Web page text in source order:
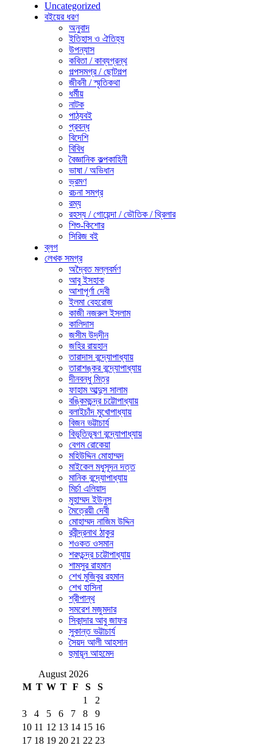
Uncategorized
বইয়ের ধরণ
অনুবাদ
ইতিহাস ও ঐতিহ্য
উপন্যাস
কবিতা / কাব্যগ্রন্থ
গল্পসমগ্র / ছোটগল্প
জীবনী / স্মৃতিকথা
ধর্মীয়
নাটক
পাঠ্যবই
প্রবন্ধ
বিদেশি
বিবিধ
বৈজ্ঞানিক কল্পকাহিনী
ভাষা / অভিধান
ভ্রমণ
রচনা সমগ্র
রম্য
রহস্য / গোয়েন্দা / ভৌতিক / থ্রিলার
শিশু-কিশোর
সিরিজ বই
ব্লগ
লেখক সমগ্র
অদ্বৈত মল্লবর্মণ
আবু ইসহাক
আশাপূর্ণা দেবী
ইলমা বেহরোজ
কাজী নজরুল ইসলাম
কালিদাস
জসীম উদ্‌দীন
জহির রায়হান
তারাদাস বন্দ্যোপাধ্যায়
তারাশঙ্কর বন্দ্যোপাধ্যায়
দীনবন্ধু মিত্র
ফাহাম আব্দুস সালাম
বঙ্কিমচন্দ্র চট্টোপাধ্যায়
বলাইচাঁদ মুখোপাধ্যায়
বিজন ভট্টাচার্য
বিভূতিভূষণ বন্দ্যোপাধ্যায়
বেগম রোকেয়া
মহিউদ্দিন মোহাম্মদ
মাইকেল মধুসূদন দত্ত
মানিক বন্দ্যোপাধ্যায়
মির্চা এলিয়াদ
মুহাম্মদ ইউনুস
মৈত্রেয়ী দেবী
মোহাম্মদ নাজিম উদ্দিন
রবীন্দ্রনাথ ঠাকুর
শওকত ওসমান
শরৎচন্দ্র চট্টোপাধ্যায়
শামসুর রাহমান
শেখ মুজিবুর রহমান
শেখ হাসিনা
শ্রীপান্থ
সমরেশ মজুমদার
সিকান্দার আবু জাফর
সুকান্ত ভট্টাচার্য
সৈয়দ আলী আহসান
হুমায়ূন আহমেদ
August 2026
M T W T F S
S
1
2
3
4 5 6 7 8
9
10 11 12 13 14 15 16
17 18 19 20 21 22 23